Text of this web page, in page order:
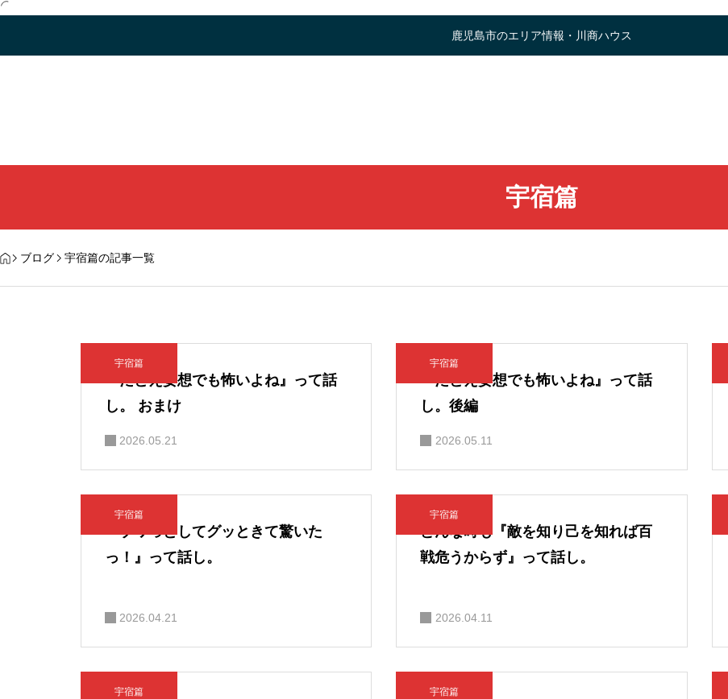
鹿児島市のエリア情報・川商ハウス
宇宿篇
ブログ 宇宿篇の記事一覧
宇宿篇
『たとえ妄想でも怖いよね』って話
し。 おまけ
2026.05.21
宇宿篇
『たとえ妄想でも怖いよね』って話
し。後編
2026.05.11
宇宿篇
『ゾワっとしてグッときて驚いた
っ！』って話し。
2026.04.21
宇宿篇
どんな時も『敵を知り己を知れば百
戦危うからず』って話し。
2026.04.11
宇宿篇 宇宿篇